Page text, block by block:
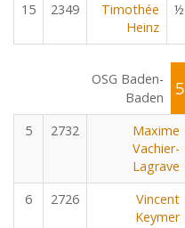
15 2349
Timothée
Heinz
½
OSG Baden-
Baden
5
5
2732
Maxime
Vachier-
Lagrave
6 2726
Vincent
Keymer